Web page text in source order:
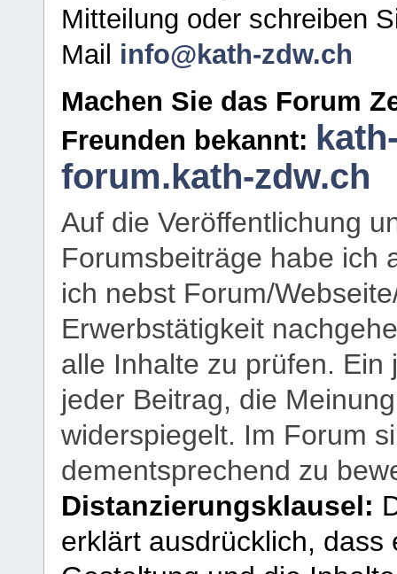
Mitteilung oder schreiben
Mail info@kath-zdw.ch
Machen Sie das Forum
Freunden bekannt:
forum.kath-zdw.ch
Auf die Veröffentlichung
Forumsbeiträge habe ich
ich nebst Forum/
Erwerbstätigkeit
alle Inhalte zu prüfen.
jeder Beitrag, die
widerspiegelt. Im Forum
dementsprechend zu
Distanzierungsklausel:
erklärt ausdrücklich,